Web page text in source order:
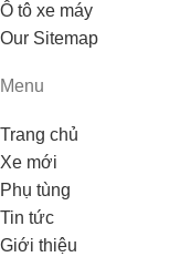
Ô tô xe máy
Our Sitemap
Menu
Trang chủ
Xe mới
Phụ tùng
Tin tức
Giới thiệu